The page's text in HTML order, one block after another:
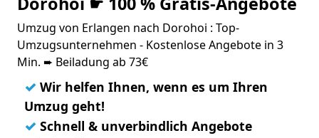
Umzug von Erlangen nach Dorohoi : Top-
Umzugsunternehmen - Kostenlose Angebote in 3
Min. ➨ Beiladung ab 73€
✓ Wir helfen Ihnen, wenn es um Ihren
Umzug geht!
✓ Schnell & unverbindlich Angebote